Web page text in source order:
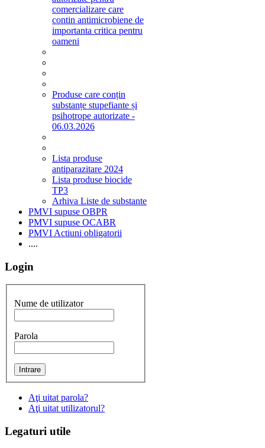
comercializare care
contin antimicrobiene de
importanta critica pentru
oameni
Produse care conțin
substanțe stupefiante și
psihotrope autorizate -
06.03.2026
Lista produse
antiparazitare 2024
Lista produse biocide
TP3
Arhiva Liste de substante
PMVI supuse OBPR
PMVI supuse OCABR
PMVI Actiuni obligatorii
....
Login
Nume de utilizator
Parola
Aţi uitat parola?
Aţi uitat utilizatorul?
Legaturi utile